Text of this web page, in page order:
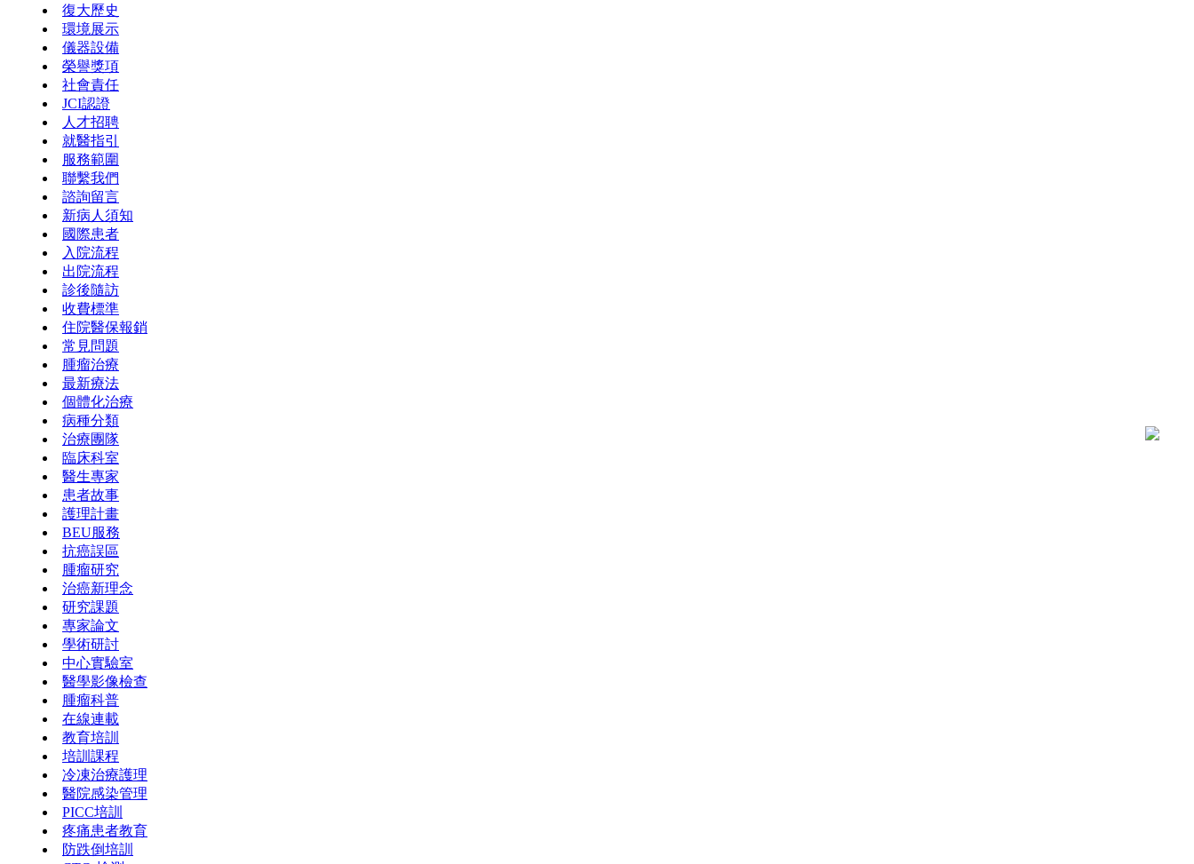
復大歷史
環境展示
儀器設備
榮譽獎項
社會責任
JCI認證
人才招聘
就醫指引
服務範圍
聯繫我們
諮詢留言
新病人須知
國際患者
入院流程
出院流程
診後隨訪
收費標準
住院醫保報銷
常見問題
腫瘤治療
最新療法
個體化治療
病種分類
治療團隊
臨床科室
醫生專家
患者故事
護理計畫
BEU服務
抗癌誤區
腫瘤研究
治癌新理念
研究課題
專家論文
學術研討
中心實驗室
醫學影像檢查
腫瘤科普
在線連載
教育培訓
培訓課程
冷凍治療護理
醫院感染管理
PICC培訓
疼痛患者教育
防跌倒培訓